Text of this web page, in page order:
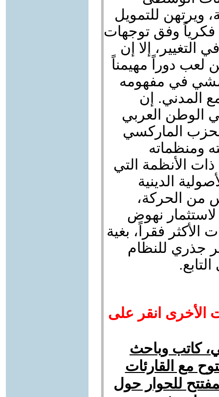
ويرتهن للتمويل
فكرياً وفق توجهات
التغيير، إلا إن
لعب دوراً مهيمناً
في مفهومه
المدني. إن
الوطن العربي
الحزب الماركسي
ومنظماته
ذات الأنظمة التي
الدينية
من الحركة،
لاستثمار نهوض
فقراً، بغية
جذري للنظام
الأخرى انقر على
كاتب وباحث
مع القارئات
للحوار حول